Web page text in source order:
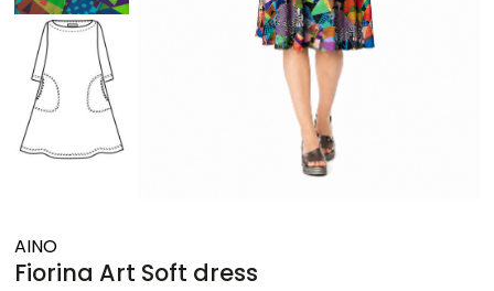
AINO
Fiorina Art Soft dress